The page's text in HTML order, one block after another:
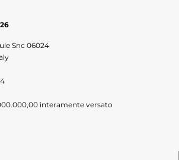
Snc 06024
interamente versato